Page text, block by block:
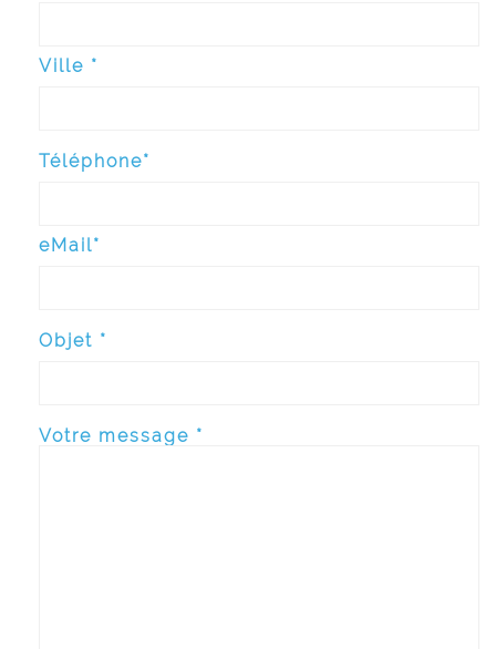
Ville *
Téléphone*
eMail*
Objet *
Votre message *